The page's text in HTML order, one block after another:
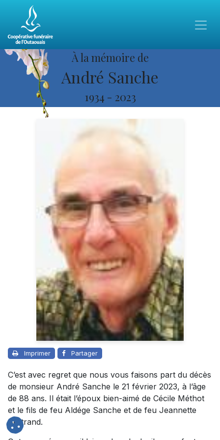
À la mémoire de
André Sanche
1934 - 2023
Imprimer Partager
C’est avec regret que nous vous faisons part du décès
de monsieur André Sanche le 21 février 2023, à l’âge
de 88 ans. Il était l’époux bien-aimé de Cécile Méthot
et le fils de feu Aldége Sanche et de feu Jeannette
Bertrand.